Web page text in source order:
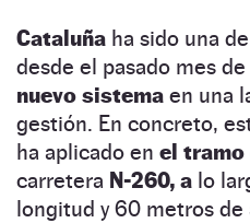
Cataluña ha sido una
desde el pasado mes
nuevo sistema en una
gestión. En concreto,
ha aplicado en el tramo
carretera N-260, a lo
longitud y 60 metros de